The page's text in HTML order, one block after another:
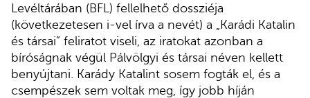
Levéltárában (BFL) fellelhető dossziéja
(következetesen i-vel írva a nevét) a „Karádi Katalin
és társai” feliratot viseli, az iratokat azonban a
bíróságnak végül Pálvölgyi és társai néven kellett
benyújtani. Karády Katalint sosem fogták el, és a
csempészek sem voltak meg, így jobb híján